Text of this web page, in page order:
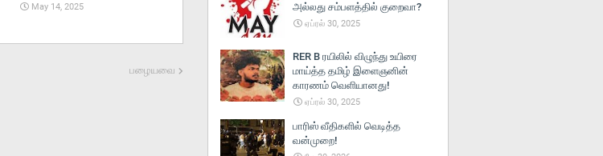
May 14, 2025
பழையவை
அல்லது சம்பளத்தில் குறைவா?
ஏப்ரல் 30, 2025
RER B ரயிலில் விழுந்து உயிரை
மாய்த்த தமிழ் இளைஞனின்
காரணம் வெளியானது!
ஏப்ரல் 30, 2025
பாரிஸ் வீதிகளில் வெடித்த
வன்முறை!